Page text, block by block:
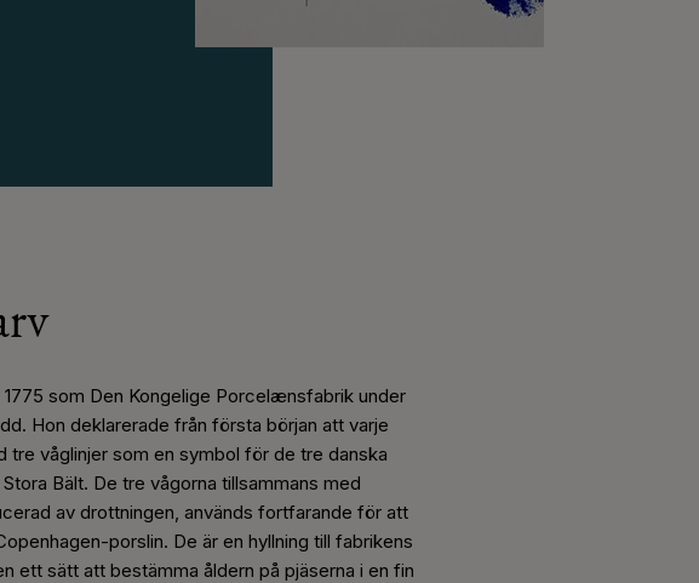
som Den Kongelige Porcelænsfabrik under
Hon deklarerade från första början att varje
tre våglinjer som en symbol för de tre danska
Bält. De tre vågorna tillsammans med
av drottningen, används fortfarande för att
porslin. De är en hyllning till fabrikens
ett sätt att bestämma åldern på pjäserna i en fin